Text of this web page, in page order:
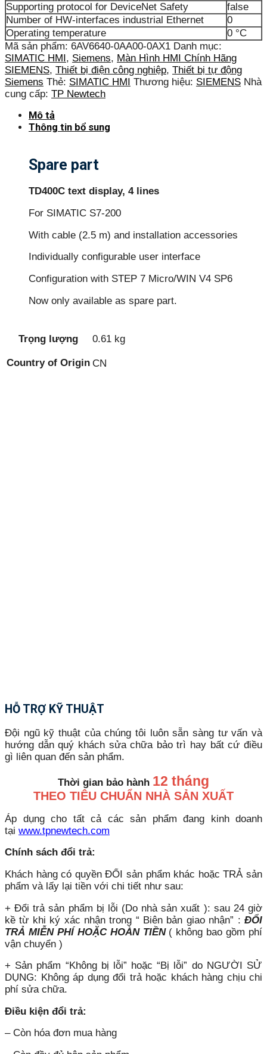
Supporting protocol for DeviceNet Safety
false
Number of HW-interfaces industrial Ethernet
0
Operating temperature
0 °C
Mã sản phẩm: 6AV6640-0AA00-0AX1 Danh mục:
SIMATIC HMI, Siemens, Màn Hình HMI Chính Hãng
SIEMENS, Thiết bị điện công nghiệp, Thiết bị tự động
Siemens Thẻ: SIMATIC HMI Thương hiệu: SIEMENS Nhà
cung cấp: TP Newtech
Mô tả
Thông tin bổ sung
Spare part
TD400C text display, 4 lines
For SIMATIC S7-200
With cable (2.5 m) and installation accessories
Individually configurable user interface
Configuration with STEP 7 Micro/WIN V4 SP6
Now only available as spare part.
Trọng lượng 0.61 kg
Country of Origin CN
HỖ TRỢ KỸ THUẬT
Đội ngũ kỹ thuật của chúng tôi luôn sẵn sàng tư vấn và
hướng dẫn quý khách sửa chữa bảo trì hay bất cứ điều
gì liên quan đến sản phẩm.
Thời gian bảo hành 12 tháng
THEO TIÊU CHUẨN NHÀ SẢN XUẤT
Áp dụng cho tất cả các sản phẩm đang kinh doanh
tại www.tpnewtech.com
Chính sách đổi trả:
Khách hàng có quyền ĐỔI sản phẩm khác hoặc TRẢ sản
phẩm và lấy lại tiền với chi tiết như sau:
+ Đổi trả sản phẩm bị lỗi (Do nhà sản xuất ): sau 24 giờ
kề từ khi ký xác nhận trong “ Biên bản giao nhận” : ĐỔI
TRẢ MIỄN PHÍ HOẶC HOÀN TIỀN( không bao gồm phí
vận chuyển )
+ Sản phẩm “Không bị lỗi” hoặc “Bị lỗi” do NGƯỜI SỬ
DỤNG: Không áp dụng đổi trả hoặc khách hàng chịu chi
phí sửa chữa.
Điều kiện đổi trả:
– Còn hóa đơn mua hàng